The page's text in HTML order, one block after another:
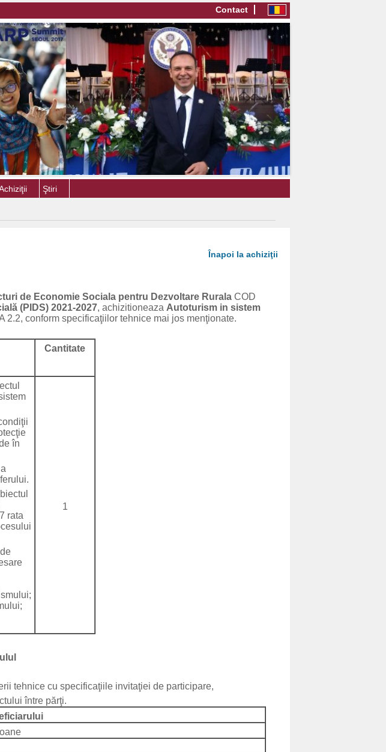
Contact
Ştiri
Înapoi la achiziţii
de Economie Sociala pentru Dezvoltare Rurala COD
(PIDS) 2021-2027, achizitioneaza Autoturism in sistem
2.2, conform specificaţiilor tehnice mai jos menţionate.
Cantitate
în
rata
1
tehnice cu specificaţiile invitaţiei de participare,
între părţi.